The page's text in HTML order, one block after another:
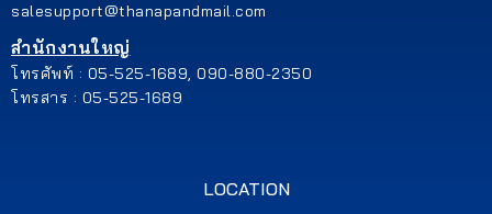
salesupport@thanapandmail.com
สำนักงานใหญ่
โทรศัพท์ : 05-525-1689, 090-880-2350
โทรสาร : 05-525-1689
LOCATION